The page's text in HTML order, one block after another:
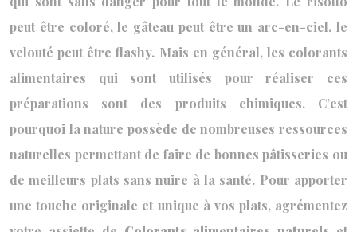
peut être coloré, le gâteau peut être un arc-en-ciel, le
velouté peut être flashy. Mais en général, les colorants
alimentaires qui sont utilisés pour réaliser ces
préparations sont des produits chimiques. C’est
pourquoi la nature possède de nombreuses ressources
naturelles permettant de faire de bonnes pâtisseries ou
de meilleurs plats sans nuire à la santé. Pour apporter
une touche originale et unique à vos plats, agrémentez